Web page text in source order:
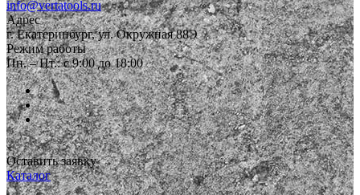
info@vertatools.ru
Адрес
г. Екатеринбург, ул. Окружная 88Э
Режим работы
Пн. – Пт.: с 9:00 до 18:00
Оставить заявку
Каталог